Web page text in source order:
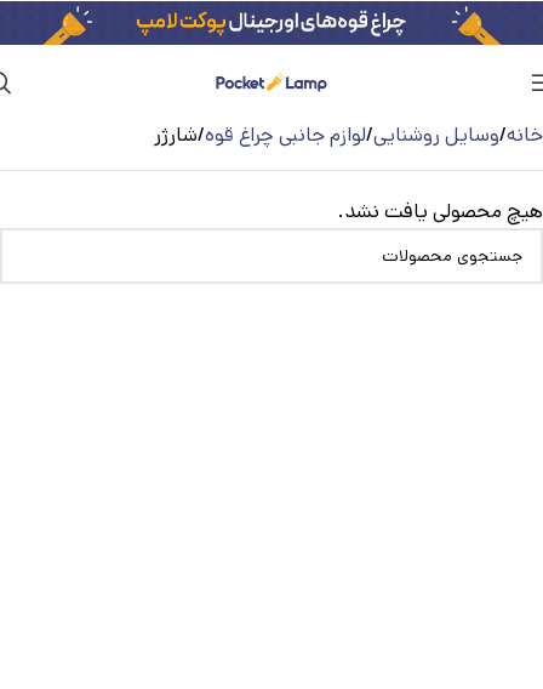
خانه وسایل روشنایی لوازم جانبی چراغ قوه شارژر
هیچ محصولی یافت نشد.